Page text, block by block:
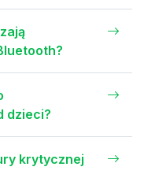
dzieci?
krytycznej